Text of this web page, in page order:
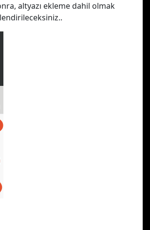
altyazı ekleme dahil olmak